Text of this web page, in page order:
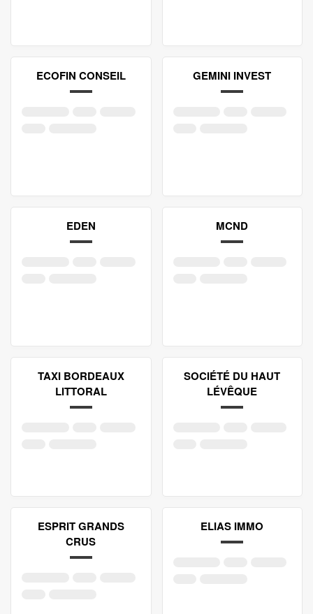
ECOFIN CONSEIL GEMINI INVEST
EDEN MCND
TAXI BORDEAUX
LITTORAL
SOCIÉTÉ DU HAUT
LÉVÊQUE
ESPRIT GRANDS
CRUS
ELIAS IMMO